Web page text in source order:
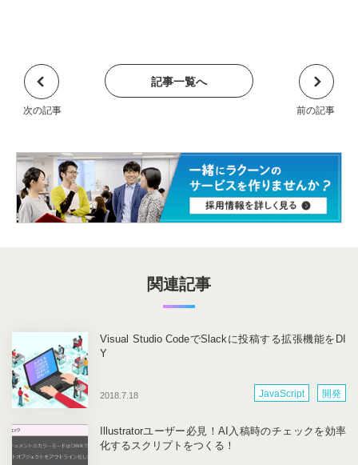
記事一覧へ
関連記事
2018.7.18
Visual Studio CodeでSlackに投稿する拡張機能をDI
Y
JavaScript 開発
Illustratorユーザー必見！AI入稿時のチェックを効率
化するスクリプトをつくる！